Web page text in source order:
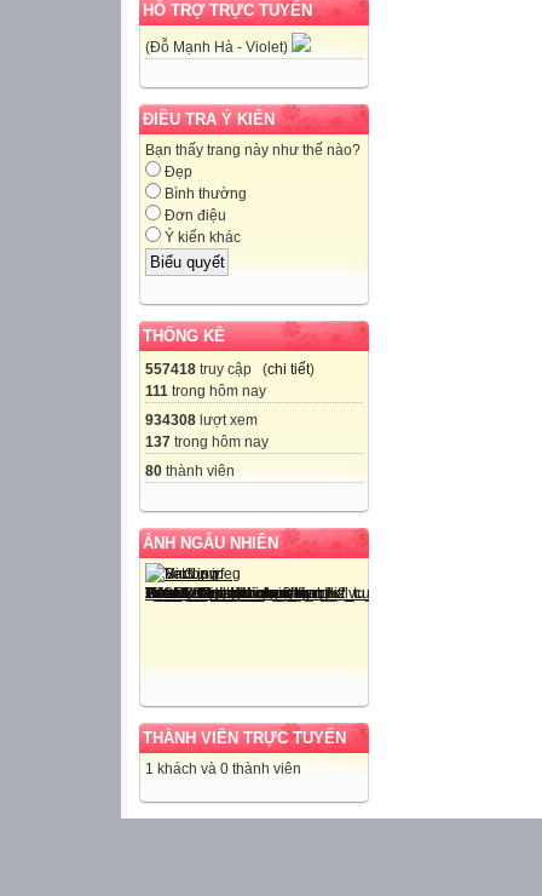
HỖ TRỢ TRỰC TUYẾN
(Đỗ Mạnh Hà - Violet)
ĐIỀU TRA Ý KIẾN
Bạn thấy trang này như thế nào?
Đẹp
Bình thường
Đơn điệu
Ý kiến khác
THỐNG KÊ
557418 truy cập (chi tiết)
111 trong hôm nay
934308 lượt xem
137 trong hôm nay
80 thành viên
ẢNH NGẪU NHIÊN
THÀNH VIÊN TRỰC TUYẾN
1 khách và 0 thành viên